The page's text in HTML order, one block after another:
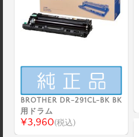
BROTHER DR-291CL-BK BK
用ドラム
¥3,960(税込)